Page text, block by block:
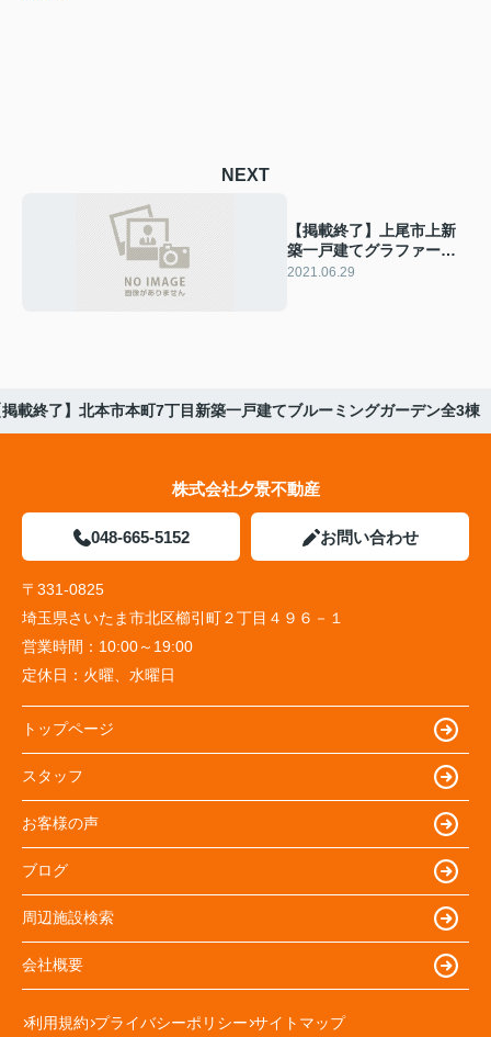
NEXT
【掲載終了】上尾市上新
築一戸建てグラファーレ
全8棟
2021.06.29
載終了】北本市本町7丁目新築一戸建てブルーミングガーデン全3棟
株式会社夕景不動産
048-665-5152 お問い合わせ
〒331-0825
埼玉県さいたま市北区櫛引町２丁目４９６－１
営業時間： 10:00～19:00
定休日： 火曜、水曜日
トップページ
スタッフ
お客様の声
ブログ
周辺施設検索
会社概要
利用規約 プライバシーポリシー サイトマップ